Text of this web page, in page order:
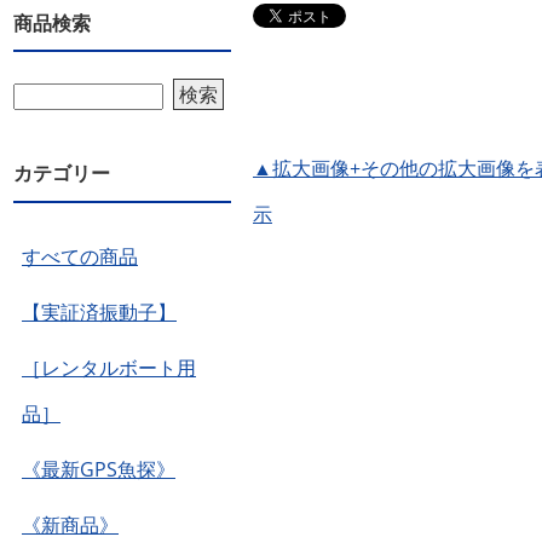
商品検索
検索
カテゴリー
すべての商品
【実証済振動子】
［レンタルボート用
品］
《最新GPS魚探》
《新商品》
▲拡大画像+その他の拡大画像を
示